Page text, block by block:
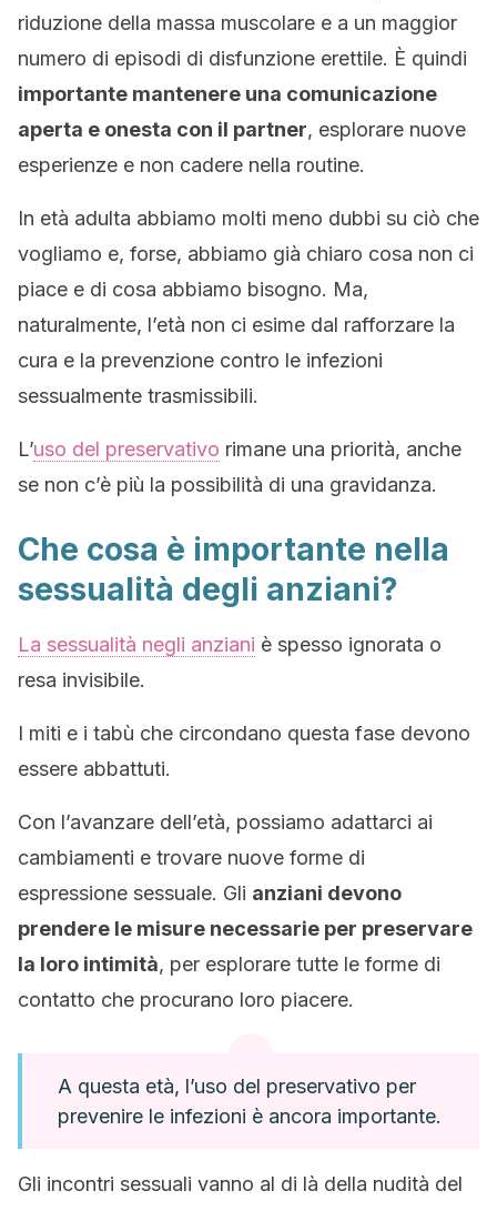
riduzione della massa muscolare e a un maggior
numero di episodi di disfunzione erettile. È quindi
importante mantenere una comunicazione
aperta e onesta con il partner, esplorare nuove
esperienze e non cadere nella routine.
In età adulta abbiamo molti meno dubbi su ciò che
vogliamo e, forse, abbiamo già chiaro cosa non ci
piace e di cosa abbiamo bisogno. Ma,
naturalmente, l’età non ci esime dal rafforzare la
cura e la prevenzione contro le infezioni
sessualmente trasmissibili.
L’uso del preservativo rimane una priorità, anche
se non c’è più la possibilità di una gravidanza.
Che cosa è importante nella
sessualità degli anziani?
La sessualità negli anziani è spesso ignorata o
resa invisibile.
I miti e i tabù che circondano questa fase devono
essere abbattuti.
Con l’avanzare dell’età, possiamo adattarci ai
cambiamenti e trovare nuove forme di
espressione sessuale. Gli anziani devono
prendere le misure necessarie per preservare
la loro intimità, per esplorare tutte le forme di
contatto che procurano loro piacere.
A questa età, l’uso del preservativo per
prevenire le infezioni è ancora importante.
Gli incontri sessuali vanno al di là della nudità del